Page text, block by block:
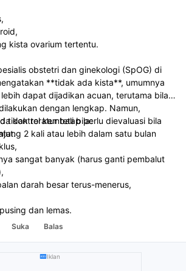
kista ovarium tertentu.
obstetri dan ginekologi (SpOG) di
**tidak ada kista**, umumnya
dapat dijadikan acuan, terutama bila
dengan lengkap. Namun,
tidak teratur tetap perlu dievaluasi bila
kontrol kembali bila:
2 kali atau lebih dalam satu bulan
sangat banyak (harus ganti pembalut
darah besar terus-menerus,
dan lemas.
Suka Balas
Iklan